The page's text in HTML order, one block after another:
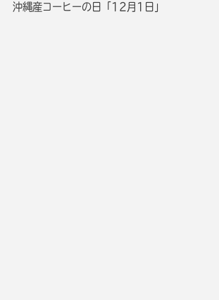
沖縄産コーヒーの日「12月1日」